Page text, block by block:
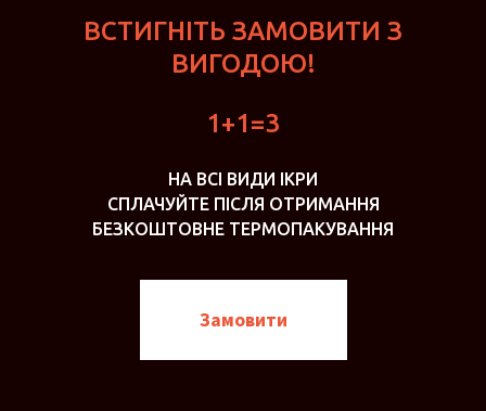
ВСТИГНІТЬ ЗАМОВИТИ З
ВИГОДОЮ!
1+1=3
НА ВСІ ВИДИ ІКРИ
СПЛАЧУЙТЕ ПІСЛЯ ОТРИМАННЯ
БЕЗКОШТОВНЕ ТЕРМОПАКУВАННЯ
Замовити